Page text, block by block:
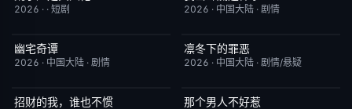
2026 · · 短剧 2026 · 中国大陆 · 剧情
更新至第14集
幽宅奇谭
2026 · 中国大陆 · 剧情
更新至第16集
凛冬下的罪恶
2026 · 中国大陆 · 剧情/悬疑
完结
招财的我，谁也不惯 完结
那个男人不好惹